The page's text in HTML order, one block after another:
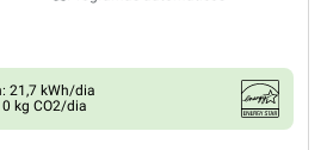
21,7 kWh/dia
0 kg CO2/dia